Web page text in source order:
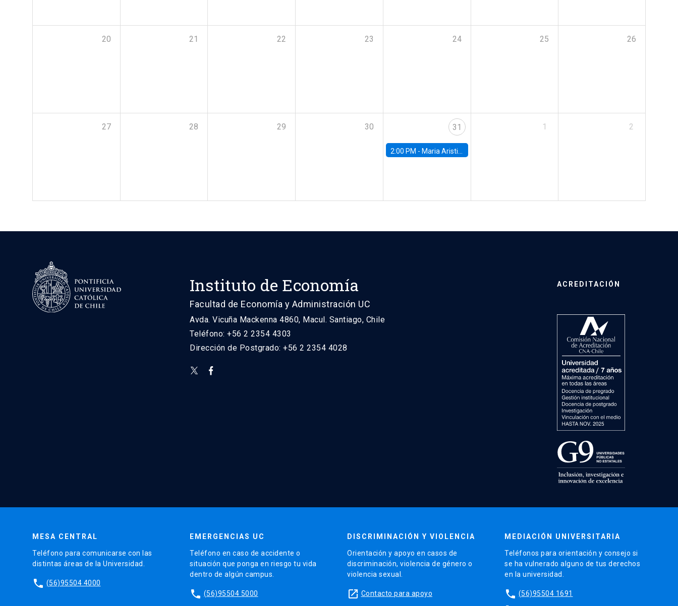
20 21 22 23 24 25 26
27 28 29 30 31
2:00 PM - Maria Aristizabal-Ramirez, FED Board
1 2
Instituto de Economía
Facultad de Economía y Administración UC
Avda. Vicuña Mackenna 4860, Macul. Santiago, Chile
Teléfono: +56 2 2354 4303
Dirección de Postgrado: +56 2 2354 4028
ACREDITACIÓN
MESA CENTRAL
Teléfono para comunicarse con las
distintas áreas de la Universidad.
phone (56)95504 4000
EMERGENCIAS UC
Teléfono en caso de accidente o
situación que ponga en riesgo tu vida
dentro de algún campus.
phone (56)95504 5000
DISCRIMINACIÓN Y VIOLENCIA
Orientación y apoyo en casos de
discriminación, violencia de género o
violencia sexual.
launch Contacto para apoyo
MEDIACIÓN UNIVERSITARIA
Teléfonos para orientación y consejo si
se ha vulnerado alguno de tus derechos
en la universidad.
phone (56)95504 1691